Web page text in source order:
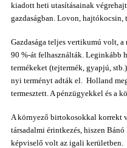
kiadott heti utasításainak
gazdaságban. Lovon, hajtókocsin,
Gazdasága teljes vertikumú volt, a
90 %-át felhasználták. Leginkább
termékeket (tejtermék, gyapjú,
nyi terményt adták el. Holland
termesztett. A pénzügyekkel és a
A környező birtokosokkal korrekt
társadalmi érintkezés, hiszen
képviselő volt az igali kerületben.